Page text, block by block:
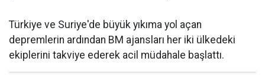
Türkiye ve Suriye'de büyük yıkıma yol açan
depremlerin ardından BM ajansları her iki ülkedeki
ekiplerini takviye ederek acil müdahale başlattı.